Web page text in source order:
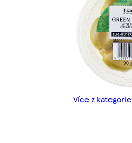
Více z kategorie